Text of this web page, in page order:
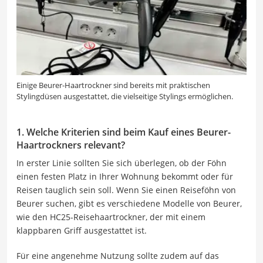
Einige Beurer-Haartrockner sind bereits mit praktischen
Stylingdüsen ausgestattet, die vielseitige Stylings ermöglichen.
1. Welche Kriterien sind beim Kauf eines Beurer-
Haartrockners relevant?
In erster Linie sollten Sie sich überlegen, ob der Föhn
einen festen Platz in Ihrer Wohnung bekommt oder für
Reisen tauglich sein soll. Wenn Sie einen Reiseföhn von
Beurer suchen, gibt es verschiedene Modelle von Beurer,
wie den HC25-Reisehaartrockner, der mit einem
klappbaren Griff ausgestattet ist.
Für eine angenehme Nutzung sollte zudem auf das